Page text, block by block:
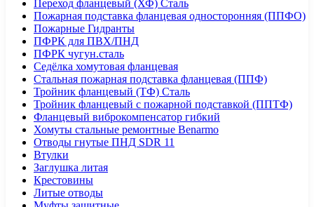
Переход фланцевый (ХФ) Сталь
Пожарная подставка фланцевая односторонняя (ППФО)
Пожарные Гидранты
ПФРК для ПВХ/ПНД
ПФРК чугун.сталь
Седёлка хомутовая фланцевая
Стальная пожарная подставка фланцевая (ППФ)
Тройник фланцевый (ТФ) Сталь
Тройник фланцевый с пожарной подставкой (ППТФ)
Фланцевый виброкомпенсатор гибкий
Хомуты стальные ремонтные Benarmo
Отводы гнутые ПНД SDR 11
Втулки
Заглушка литая
Крестовины
Литые отводы